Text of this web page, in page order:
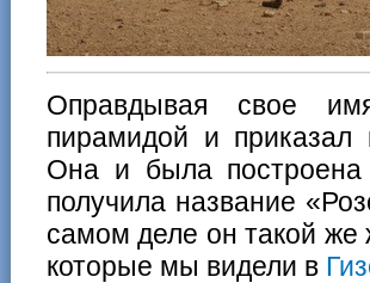
Оправдывая свое
пирамидой и
Она и была
получила название
самом деле он такой же
которые мы видели в